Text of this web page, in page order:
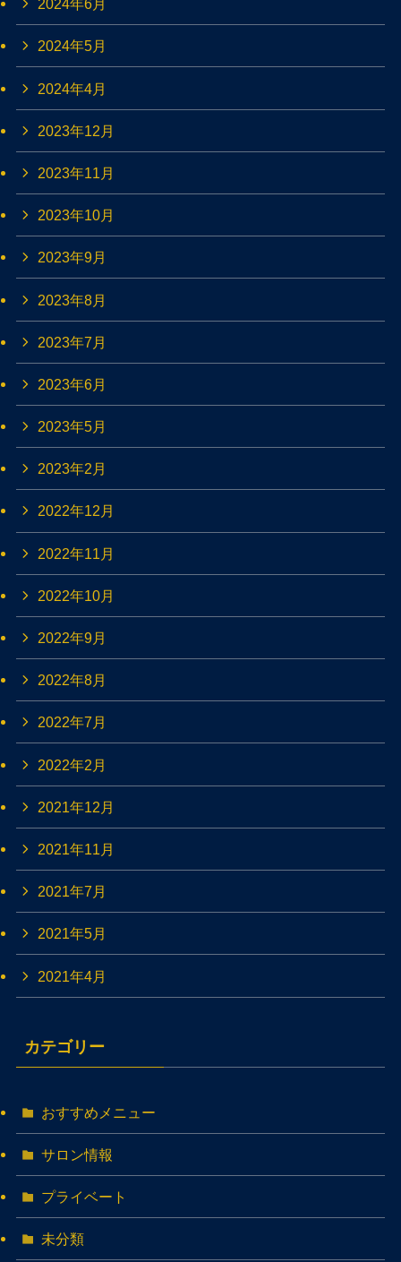
2024年6月
2024年5月
2024年4月
2023年12月
2023年11月
2023年10月
2023年9月
2023年8月
2023年7月
2023年6月
2023年5月
2023年2月
2022年12月
2022年11月
2022年10月
2022年9月
2022年8月
2022年7月
2022年2月
2021年12月
2021年11月
2021年7月
2021年5月
2021年4月
カテゴリー
おすすめメニュー
サロン情報
プライベート
未分類